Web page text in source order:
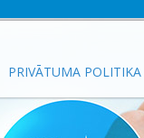
PRIVĀTUMA POLITIKA